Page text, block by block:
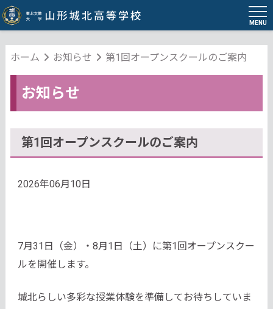
MENU
ホーム お知らせ 第1回オープンスクールのご案内
お知らせ
第1回オープンスクールのご案内
2026年06月10日
7月31日（金）・8月1日（土）に第1回オープンスクー
ルを開催します。
城北らしい多彩な授業体験を準備してお待ちしていま